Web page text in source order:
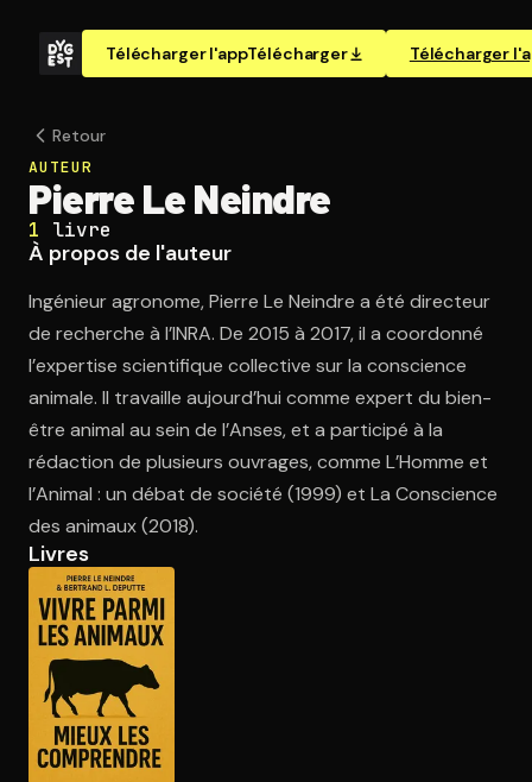
Télécharger l'appTélécharger Télécharger
Ouvre l'app Appareil photo, pointe sur le code. C'est gratuit à
Retour
AUTEUR
Pierre Le Neindre
1 livre
À propos de l'auteur
Ingénieur agronome, Pierre Le Neindre a été directeur
de recherche à l’INRA. De 2015 à 2017, il a coordonné
l’expertise scientifique collective sur la conscience
animale. Il travaille aujourd’hui comme expert du bien-
être animal au sein de l’Anses, et a participé à la
rédaction de plusieurs ouvrages, comme L’Homme et
l’Animal : un débat de société (1999) et La Conscience
des animaux (2018).
Livres